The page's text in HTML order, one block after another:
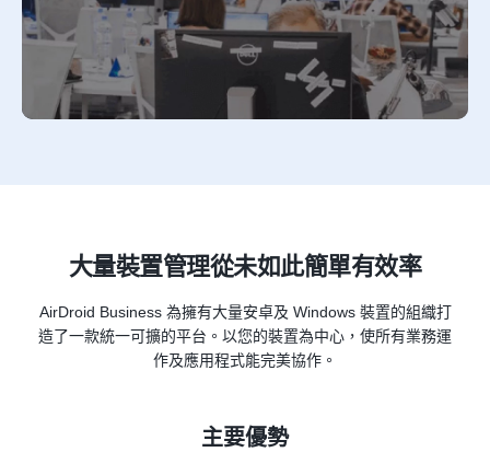
大量裝置管理從未如此簡單有效率
AirDroid Business 為擁有大量安卓及 Windows 裝置的組織打
造了一款統一可擴的平台。以您的裝置為中心，使所有業務運
作及應用程式能完美協作。
主要優勢